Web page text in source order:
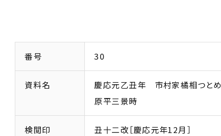
番号 30
資料名
慶応元乙丑年 市村家橘相つと
原平三景時
検閲印 丑十二改［慶応元年12月］